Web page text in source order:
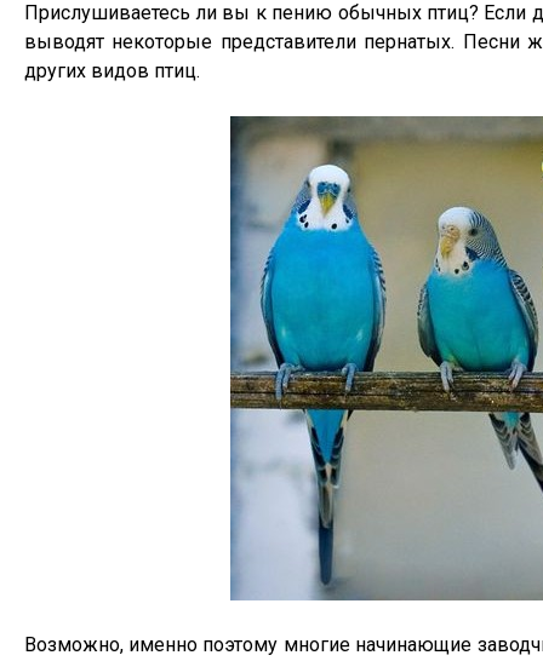
Прислушиваетесь ли вы к пению обычных птиц? Если
выводят некоторые представители пернатых. Песни
других видов птиц.
Возможно, именно поэтому многие начинающие